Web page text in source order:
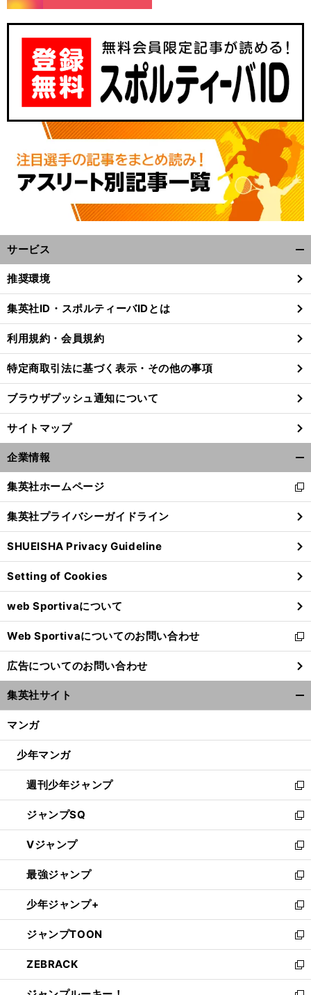
】
前
サービス
閉
る
推奨環境
集英社ID・スポルティーバIDとは
利用規約・会員規約
特定商取引法に基づく表示・その他の事項
ブラウザプッシュ通知について
サイトマップ
企業情報
閉
る
集英社ホームページ
新
し
い
ウ
ィ
ン
ド
ウ
で
開
く
集英社プライバシーガイドライン
SHUEISHA Privacy Guideline
Setting of Cookies
web Sportivaについて
Web Sportivaについてのお問い合わせ
新
し
い
ウ
ィ
ン
ウ
開
く
広告についてのお問い合わせ
集英社サイト
マンガ
少年マンガ
週刊少年ジャンプ
新
し
い
ウ
ィ
ン
ド
ウ
で
開
く
ジャンプSQ
新
し
い
ウ
ィ
ン
ド
ウ
で
開
く
Vジャンプ
新
し
い
ウ
ィ
ン
ド
ウ
で
開
最強ジャンプ
新
し
い
ウ
ィ
ン
ド
ウ
少年ジャンプ+
新
し
い
ウ
ィ
ン
ジャンプTOON
新
し
い
ウ
ZEBRACK
新
し